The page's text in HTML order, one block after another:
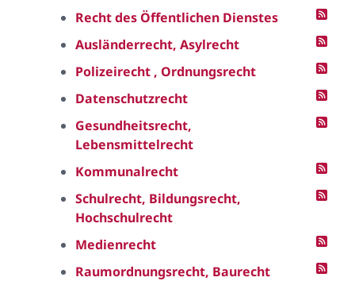
Recht des Öffentlichen Dienstes
Ausländerrecht, Asylrecht
Polizeirecht , Ordnungsrecht
Datenschutzrecht
Gesundheitsrecht,
Lebensmittelrecht
Kommunalrecht
Schulrecht, Bildungsrecht,
Hochschulrecht
Medienrecht
Raumordnungsrecht, Baurecht